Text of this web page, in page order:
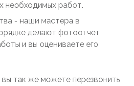
необходимых работ.
- наши мастера в
делают фотоотчет
и вы оцениваете его
так же можете перезвонить